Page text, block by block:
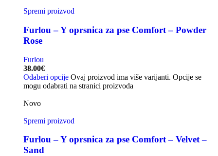
Spremi proizvod
Furlou – Y oprsnica za pse Comfort – Powder
Rose
Furlou
38.00€
Odaberi opcije Ovaj proizvod ima više varijanti. Opcije se
mogu odabrati na stranici proizvoda
Novo
Spremi proizvod
Furlou – Y oprsnica za pse Comfort – Velvet –
Sand